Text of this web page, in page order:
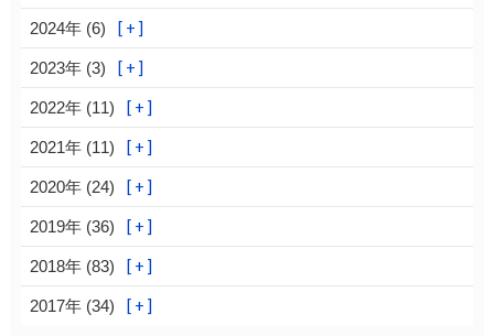
2024年 (6)
2023年 (3)
2022年 (11)
2021年 (11)
2020年 (24)
2019年 (36)
2018年 (83)
2017年 (34)